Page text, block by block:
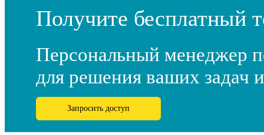
Получите бесплатный
Персональный менеджер
для решения ваших задач
Запросить доступ